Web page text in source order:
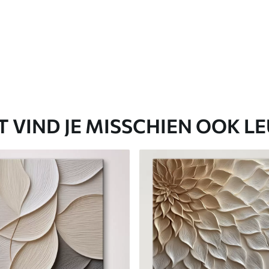
VIND JE MISSCHIEN OOK